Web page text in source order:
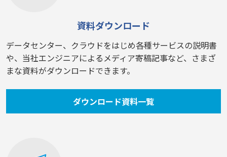
資料ダウンロード
データセンター、クラウドをはじめ各種サービスの説明書
や、当社エンジニアによるメディア寄稿記事など、さまざ
まな資料がダウンロードできます。
ダウンロード資料一覧